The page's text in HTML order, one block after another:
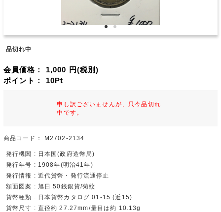
品切れ中
会員価格： 1,000 円(税別)
ポイント： 10Pt
申し訳ございませんが、只今品切れ
中です。
商品コード： M2702-2134
発行機関 : 日本国(政府造幣局)
発行年号 : 1908年(明治41年)
発行情報 : 近代貨幣・発行流通停止
額面図案 : 旭日 50銭銀貨/菊紋
貨幣種類 : 日本貨幣カタログ 01-15 (近15)
貨幣尺寸 : 直径約 27.27mm/量目は約 10.13g